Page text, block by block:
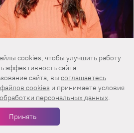
cookies, чтобы улучшить работу
эффективность сайта.
сайта, вы соглашаетесь
cookies и принимаете условия
персональных данных.
Принять